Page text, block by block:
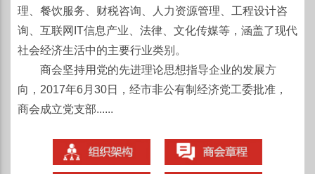
理、餐饮服务、财税咨询、人力资源管理、工程设计咨
询、互联网IT信息产业、法律、文化传媒等，涵盖了现代
社会经济生活中的主要行业类别。
商会坚持用党的先进理论思想指导企业的发展方
向，2017年6月30日，经市非公有制经济党工委批准，
商会成立党支部......